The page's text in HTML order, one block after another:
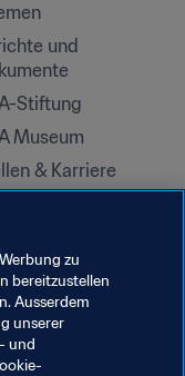
und
Stiftung
Museum
& Karriere
zu
bereitzustellen
Ausserdem
unserer
und